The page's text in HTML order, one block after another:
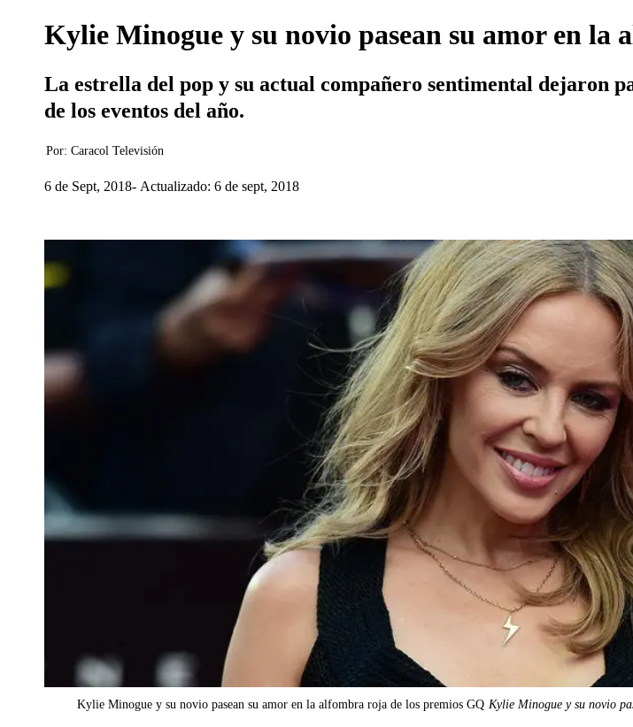
Kylie Minogue y su novio pasean su amor en la
La estrella del pop y su actual compañero sentimental dejaron
de los eventos del año.
Por: Caracol Televisión
6 de Sept, 2018 Actualizado: 6 de sept, 2018
Kylie Minogue y su novio pasean su amor en la alfombra roja de los premios GQ Kylie Minogue y su novio